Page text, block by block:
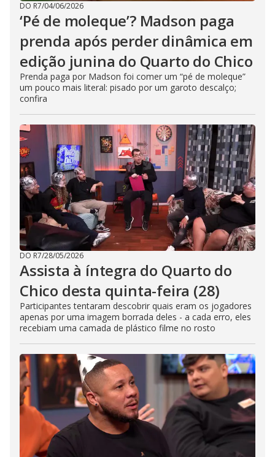
DO R7/04/06/2026
‘Pé de moleque’? Madson paga
prenda após perder dinâmica em
edição junina do Quarto do Chico
Prenda paga por Madson foi comer um “pé de moleque”
um pouco mais literal: pisado por um garoto descalço;
confira
DO R7/28/05/2026
Assista à íntegra do Quarto do
Chico desta quinta-feira (28)
Participantes tentaram descobrir quais eram os jogadores
apenas por uma imagem borrada deles - a cada erro, eles
recebiam uma camada de plástico filme no rosto